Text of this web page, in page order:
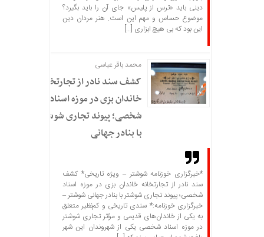
دینی باید «ترس از پلیس» جای آن را باید بگیرد؟
موضوع حساس و مهم این است. هنر مردان دین
این بود که بی هیچ ابزاری […]
محمد باقر عباسی
کشف سند نادر از تجارتخانه
خاندان بزی در موزه اسناد
شخصی؛ پیوند تجاری شوشتر
با بنادر جهانی
*خبرگزاری خوزنامه شوشتر – ویژه تاریخی* کشف
سند نادر از تجارتخانه خاندان بزی در موزه اسناد
شخصی؛ پیوند تجاری شوشتر با بنادر جهانی شوشتر –
خبرگزاری خوزنامه:* سندی تاریخی و کم‌نظیر متعلق
به یکی از خاندان‌های قدیمی و مؤثر تجاری شوشتر
در موزه اسناد شخصی یکی از شهروندان این شهر